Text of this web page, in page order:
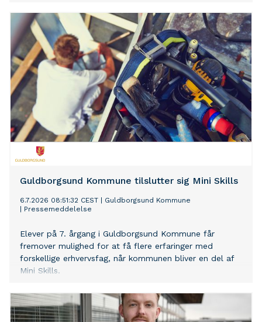
måder i løbet af dagen.
Guldborgsund Kommune tilslutter sig Mini Skills
6.7.2026 08:51:32 CEST
Guldborgsund Kommune
Pressemeddelelse
Elever på 7. årgang i Guldborgsund Kommune får
fremover mulighed for at få flere erfaringer med
forskellige erhvervsfag, når kommunen bliver en del af
Mini Skills.